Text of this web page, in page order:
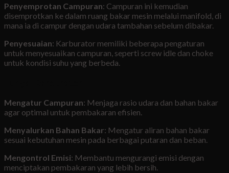
Penyemprotan Campuran: Campuran ini kemudian
disemprotkan ke dalam ruang bakar mesin melalui manifold, di
mana ia di campur dengan udara tambahan sebelum dibakar.
Penyesuaian: Karburator memiliki beberapa pengaturan
untuk menyesuaikan campuran, seperti screw idle dan choke
untuk kondisi suhu yang berbeda.
Mengatur Campuran: Menjaga rasio udara dan bahan bakar
agar optimal untuk pembakaran efisien.
Menyalurkan Bahan Bakar: Mengatur aliran bahan bakar
sesuai kebutuhan mesin pada berbagai putaran dan beban.
Mengontrol Emisi: Membantu mengurangi emisi dengan
menciptakan pembakaran yang lebih bersih.